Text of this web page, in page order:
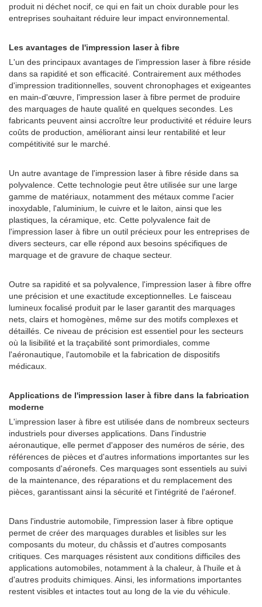
produit ni déchet nocif, ce qui en fait un choix durable pour les
entreprises souhaitant réduire leur impact environnemental.
Les avantages de l'impression laser à fibre
L'un des principaux avantages de l'impression laser à fibre réside
dans sa rapidité et son efficacité. Contrairement aux méthodes
d'impression traditionnelles, souvent chronophages et exigeantes
en main-d'œuvre, l'impression laser à fibre permet de produire
des marquages ​​de haute qualité en quelques secondes. Les
fabricants peuvent ainsi accroître leur productivité et réduire leurs
coûts de production, améliorant ainsi leur rentabilité et leur
compétitivité sur le marché.
Un autre avantage de l'impression laser à fibre réside dans sa
polyvalence. Cette technologie peut être utilisée sur une large
gamme de matériaux, notamment des métaux comme l'acier
inoxydable, l'aluminium, le cuivre et le laiton, ainsi que les
plastiques, la céramique, etc. Cette polyvalence fait de
l'impression laser à fibre un outil précieux pour les entreprises de
divers secteurs, car elle répond aux besoins spécifiques de
marquage et de gravure de chaque secteur.
Outre sa rapidité et sa polyvalence, l'impression laser à fibre offre
une précision et une exactitude exceptionnelles. Le faisceau
lumineux focalisé produit par le laser garantit des marquages ​​
nets, clairs et homogènes, même sur des motifs complexes et
détaillés. Ce niveau de précision est essentiel pour les secteurs
où la lisibilité et la traçabilité sont primordiales, comme
l'aéronautique, l'automobile et la fabrication de dispositifs
médicaux.
Applications de l'impression laser à fibre dans la fabrication
moderne
L'impression laser à fibre est utilisée dans de nombreux secteurs
industriels pour diverses applications. Dans l'industrie
aéronautique, elle permet d'apposer des numéros de série, des
références de pièces et d'autres informations importantes sur les
composants d'aéronefs. Ces marquages ​​sont essentiels au suivi
de la maintenance, des réparations et du remplacement des
pièces, garantissant ainsi la sécurité et l'intégrité de l'aéronef.
Dans l'industrie automobile, l'impression laser à fibre optique
permet de créer des marquages ​​durables et lisibles sur les
composants du moteur, du châssis et d'autres composants
critiques. Ces marquages ​​résistent aux conditions difficiles des
applications automobiles, notamment à la chaleur, à l'huile et à
d'autres produits chimiques. Ainsi, les informations importantes
restent visibles et intactes tout au long de la vie du véhicule.